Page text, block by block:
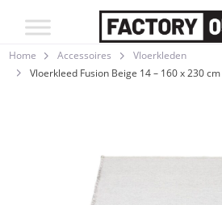
Home Accessoires
Vloerkleden
Vloerkleed Fusion Beige 14 – 160 x 230 cm